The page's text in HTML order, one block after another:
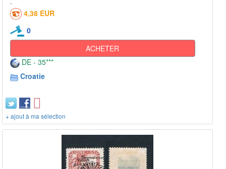
4,38 EUR
0
ACHETER
DE - 35***
Croatie
+ ajout à ma sélection